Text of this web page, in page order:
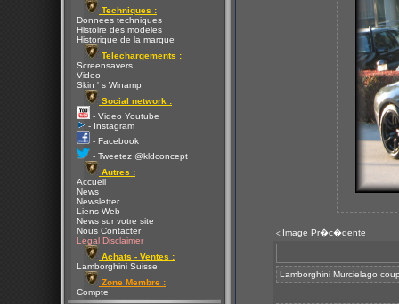
Techniques :
Donnees techniques
Histoire des modeles
Historique de la marque
Telechargements :
Screensavers
Video
Skin ' s Winamp
Social network :
- Video Youtube
- Instagram
- Facebook
- Tweetez @kldconcept
Autres :
Accueil
News
Newsletter
Liens Web
News sur votre site
Nous Contacter
Legal Disclaimer
Achats - Ventes :
Lamborghini Suisse
Zone Membre :
Compte
< Image Pr�c�dente
Lamborghini Murcielago